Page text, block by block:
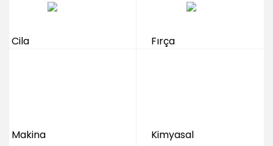
Cila Fırça
Makina Kimyasal